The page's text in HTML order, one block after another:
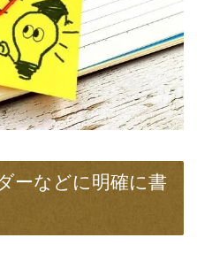
ーなどに明確に書